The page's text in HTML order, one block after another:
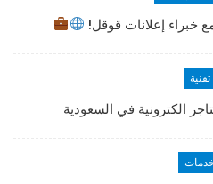
خبراء إعلانات قوقل!
تقنية
الكترونية في السعودية